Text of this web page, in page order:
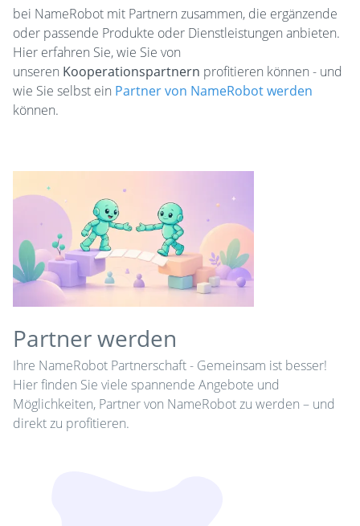
bei NameRobot mit Partnern zusammen, die ergänzende
oder passende Produkte oder Dienstleistungen anbieten.
Hier erfahren Sie, wie Sie von
unseren Kooperationspartnern profitieren können - und
wie Sie selbst ein Partner von NameRobot werden
können.
Partner werden
Ihre NameRobot Partnerschaft - Gemeinsam ist besser!
Hier finden Sie viele spannende Angebote und
Möglichkeiten, Partner von NameRobot zu werden – und
direkt zu profitieren.